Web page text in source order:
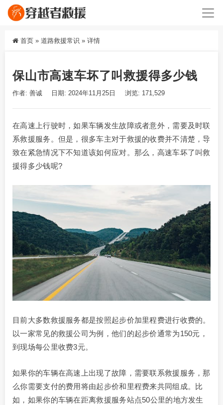
首页 » 道路救援常识 » 详情
保山市高速车坏了叫救援得多少钱
作者: 善诚 日期: 2024年11月25日 浏览: 171,529
在高速上行驶时，如果车辆发生故障或者意外，需要及时联
系救援服务。但是，很多车主对于救援的收费并不清楚，导
致在紧急情况下不知道该如何应对。那么，高速车坏了叫救
援得多少钱呢?
目前大多数救援服务都是按照起步价加里程费进行收费的。
以一家常见的救援公司为例，他们的起步价通常为150元，
到现场每公里收费3元。
如果你的车辆在高速上出现了故障，需要联系救援服务，那
么你需要支付的费用将由起步价和里程费来共同组成。比
如，如果你的车辆在距离救援服务站点50公里的地方发生